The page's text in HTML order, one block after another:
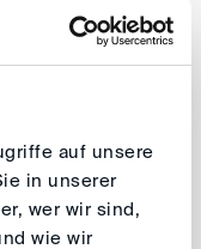
auf unsere
in unserer
wer wir sind,
wie wir
Promotion FU
Sozietät
in Prag